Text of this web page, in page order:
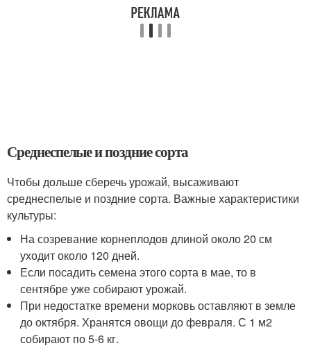
Среднеспелые и поздние сорта
Чтобы дольше сберечь урожай, высаживают
среднеспелые и поздние сорта. Важные характеристики
культуры:
На созревание корнеплодов длиной около 20 см
уходит около 120 дней.
Если посадить семена этого сорта в мае, то в
сентябре уже собирают урожай.
При недостатке времени морковь оставляют в земле
до октября. Хранятся овощи до февраля. С 1 м2
собирают по 5-6 кг.